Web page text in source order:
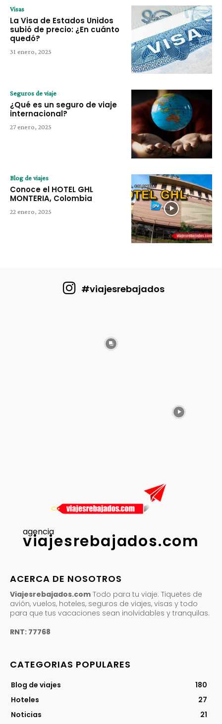
Visas
La Visa de Estados Unidos
subió de precio: ¿En cuánto
quedó?
31 enero, 2025
Seguros de viaje
¿Qué es un seguro de viaje
internacional?
27 enero, 2025
Blog de viajes
Conoce el HOTEL GHL
MONTERIA, Colombia
22 enero, 2025
#viajesrebajados
agencia
viajesrebajados.com
ACERCA DE NOSOTROS
Viajesrebajados.com Todo para tu viaje. Tiquetes de
avión, vuelos, hoteles, seguros de viajes, visas y todo
para que tus vacaciones sean inolvidables y tranquilas.
RNT: 77768
CATEGORIAS POPULARES
Blog de viajes
180
Hoteles
27
Noticias
21